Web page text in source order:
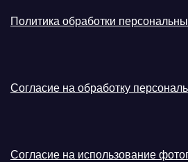
Политика обработки
Согласие на обработку
Согласие на использование